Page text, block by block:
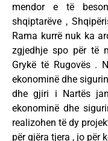
mendor e të
shqiptarëve ,
Rama kurrë nuk ka
zgjedhje spo për të
Grykë të Rugovës .
ekonominë dhe
dhe gjiri i Nartës
ekonominë dhe
realizohen të dy
për gjëra tjera , jo për